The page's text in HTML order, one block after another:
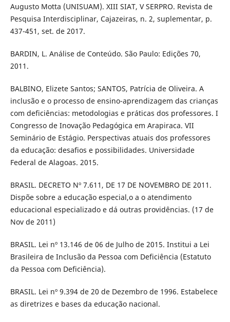
Augusto Motta (UNISUAM). XIII SIAT, V SERPRO. Revista de
Pesquisa Interdisciplinar, Cajazeiras, n. 2, suplementar, p.
437-451, set. de 2017.
BARDIN, L. Análise de Conteúdo. São Paulo: Edições 70,
2011.
BALBINO, Elizete Santos; SANTOS, Patrícia de Oliveira. A
inclusão e o processo de ensino-aprendizagem das crianças
com deficiências: metodologias e práticas dos professores. I
Congresso de Inovação Pedagógica em Arapiraca. VII
Seminário de Estágio. Perspectivas atuais dos professores
da educação: desafios e possibilidades. Universidade
Federal de Alagoas. 2015.
BRASIL. DECRETO Nº 7.611, DE 17 DE NOVEMBRO DE 2011.
Dispõe sobre a educação especial,o a o atendimento
educacional especializado e dá outras providências. (17 de
Nov de 2011)
BRASIL. Lei nº 13.146 de 06 de Julho de 2015. Institui a Lei
Brasileira de Inclusão da Pessoa com Deficiência (Estatuto
da Pessoa com Deficiência).
BRASIL. Lei nº 9.394 de 20 de Dezembro de 1996. Estabelece
as diretrizes e bases da educação nacional.